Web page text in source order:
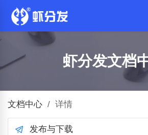
虾分发文档
文档中心 / 详情
发布与下载